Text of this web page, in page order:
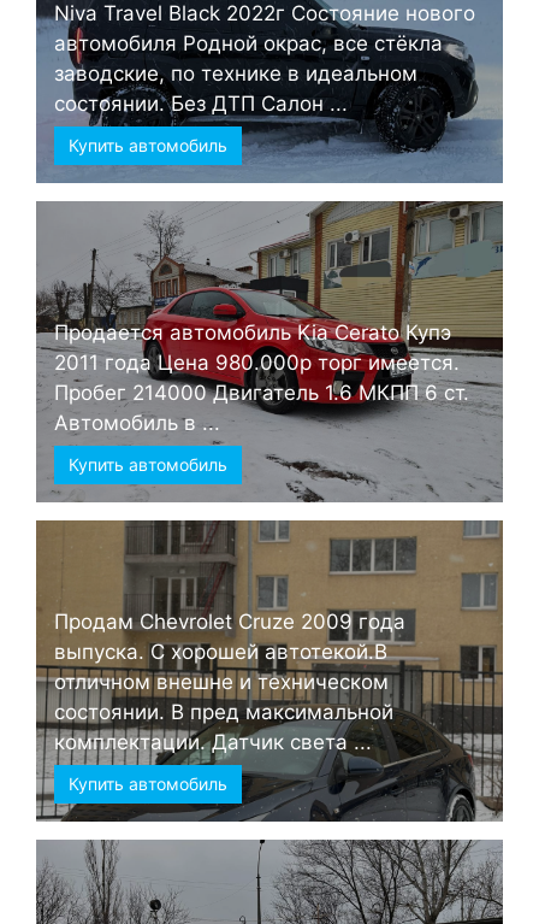
Niva Travel Black 2022г Состояние нового
автомобиля Родной окрас, все стёкла
заводские, по технике в идеальном
состоянии. Без ДТП Салон ...
Купить автомобиль
Продается автомобиль Kia Cerato Купэ
2011 года Цена 980.000р торг имеется.
Пробег 214000 Двигатель 1.6 МКПП 6 ст.
Автомобиль в ...
Купить автомобиль
Продам Chevrolet Cruze 2009 года
выпуска. С хорошей автотекой.В
отличном внешне и техническом
состоянии. В пред максимальной
комплектации. Датчик света ...
Купить автомобиль